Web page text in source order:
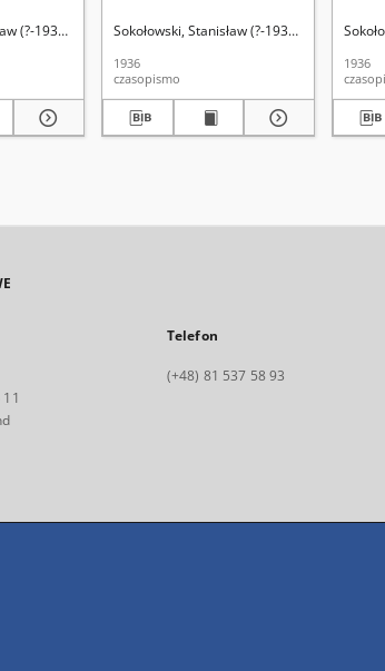
(?-1938) RedakcjaSokołowski, Stanisław (?-1938) Redakcja
1936
czasopismo
1936
Telefon
(+48) 81 537 58 93